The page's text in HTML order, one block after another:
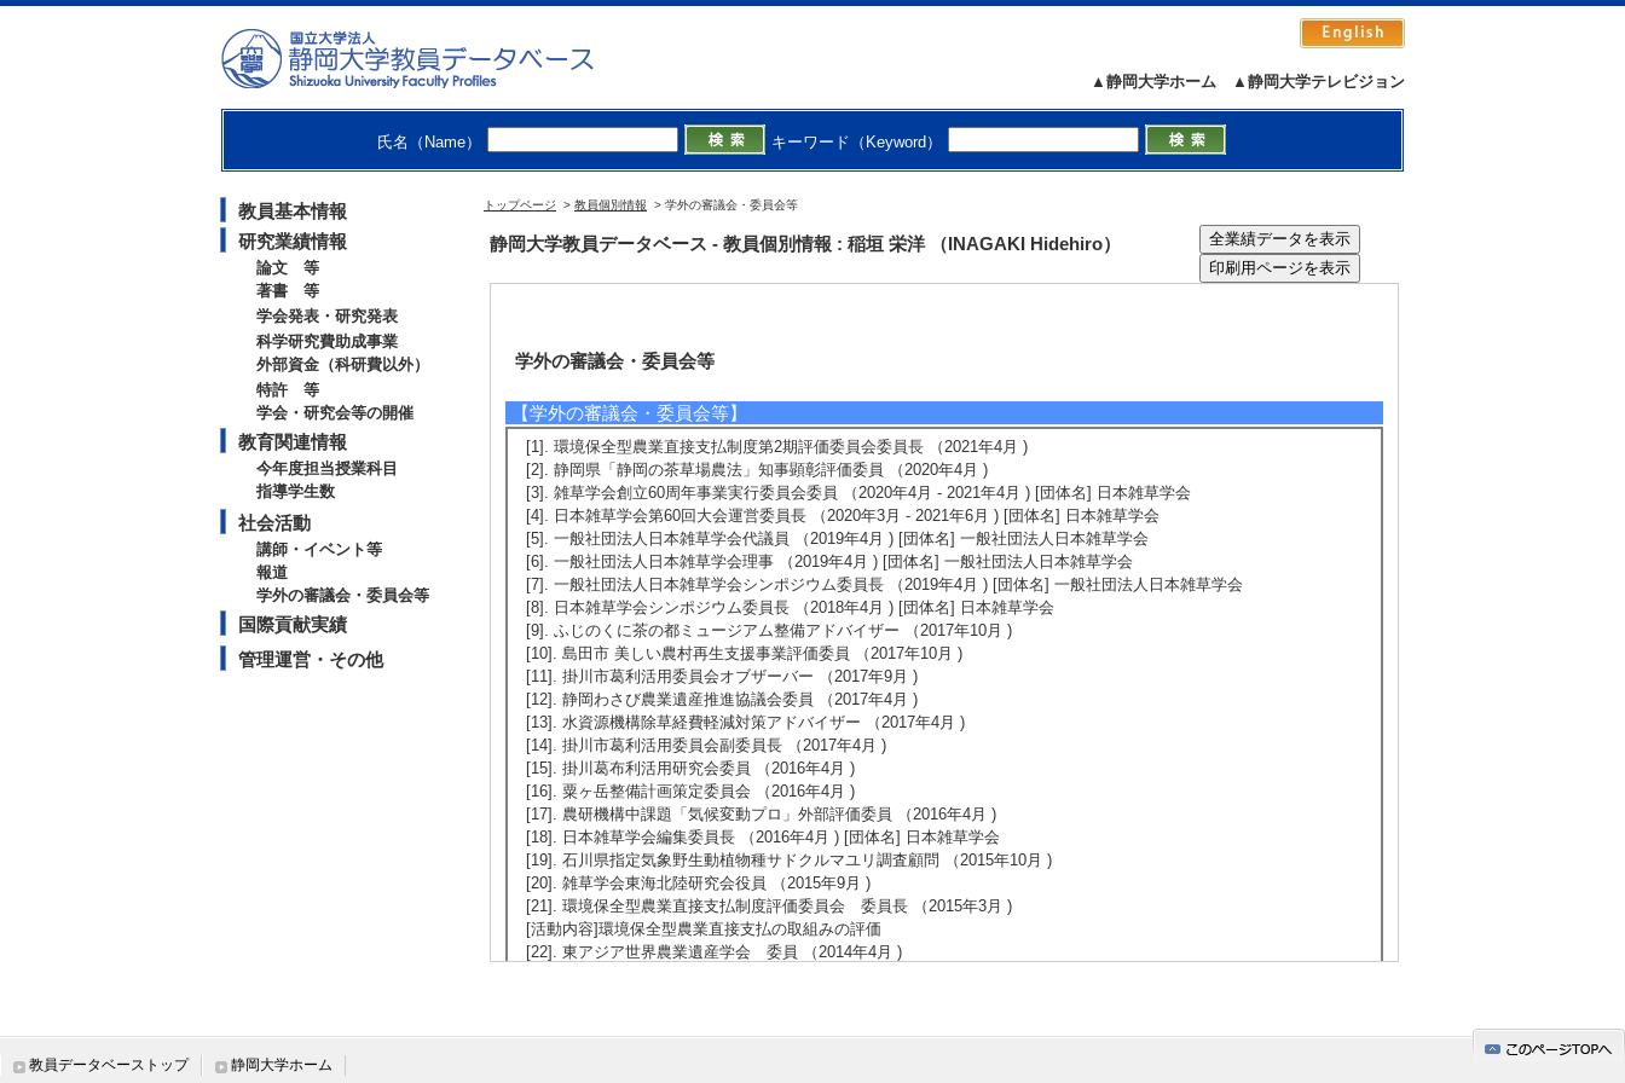
▲静岡大学テレビジョン
▲静岡大学ホーム
氏名（Name） キーワード（Keyword）
教員基本情報
研究業績情報
論文 等
著書 等
学会発表・研究発表
科学研究費助成事業
外部資金（科研費以外）
特許 等
学会・研究会等の開催
教育関連情報
今年度担当授業科目
指導学生数
社会活動
講師・イベント等
報道
学外の審議会・委員会等
国際貢献実績
管理運営・その他
トップページ > 教員個別情報 > 学外の審議会・委員会等
静岡大学教員データベース - 教員個別情報 : 稲垣 栄洋 （INAGAKI Hidehiro）
学外の審議会・委員会等
【学外の審議会・委員会等】
[1]. 環境保全型農業直接支払制度第2期評価委員会委員長 （2021年4月 )
[2]. 静岡県「静岡の茶草場農法」知事顕彰評価委員 （2020年4月 )
[3]. 雑草学会創立60周年事業実行委員会委員 （2020年4月 - 2021年4月 ) [団体名] 日本雑草学会
[4]. 日本雑草学会第60回大会運営委員長 （2020年3月 - 2021年6月 ) [団体名] 日本雑草学会
[5]. 一般社団法人日本雑草学会代議員 （2019年4月 ) [団体名] 一般社団法人日本雑草学会
[6]. 一般社団法人日本雑草学会理事 （2019年4月 ) [団体名] 一般社団法人日本雑草学会
[7]. 一般社団法人日本雑草学会シンポジウム委員長 （2019年4月 ) [団体名] 一般社団法人日本雑草学会
[8]. 日本雑草学会シンポジウム委員長 （2018年4月 ) [団体名] 日本雑草学会
[9]. ふじのくに茶の都ミュージアム整備アドバイザー （2017年10月 )
[10]. 島田市 美しい農村再生支援事業評価委員 （2017年10月 )
[11]. 掛川市葛利活用委員会オブザーバー （2017年9月 )
[12]. 静岡わさび農業遺産推進協議会委員 （2017年4月 )
[13]. 水資源機構除草経費軽減対策アドバイザー （2017年4月 )
[14]. 掛川市葛利活用委員会副委員長 （2017年4月 )
[15]. 掛川葛布利活用研究会委員 （2016年4月 )
[16]. 粟ヶ岳整備計画策定委員会 （2016年4月 )
[17]. 農研機構中課題「気候変動プロ」外部評価委員 （2016年4月 )
[18]. 日本雑草学会編集委員長 （2016年4月 ) [団体名] 日本雑草学会
[19]. 石川県指定気象野生動植物種サドクルマユリ調査顧問 （2015年10月 )
[20]. 雑草学会東海北陸研究会役員 （2015年9月 )
[21]. 環境保全型農業直接支払制度評価委員会 委員長 （2015年3月 )
[活動内容]環境保全型農業直接支払の取組みの評価
[22]. 東アジア世界農業遺産学会 委員 （2014年4月 )
教員データベーストップ 静岡大学ホーム